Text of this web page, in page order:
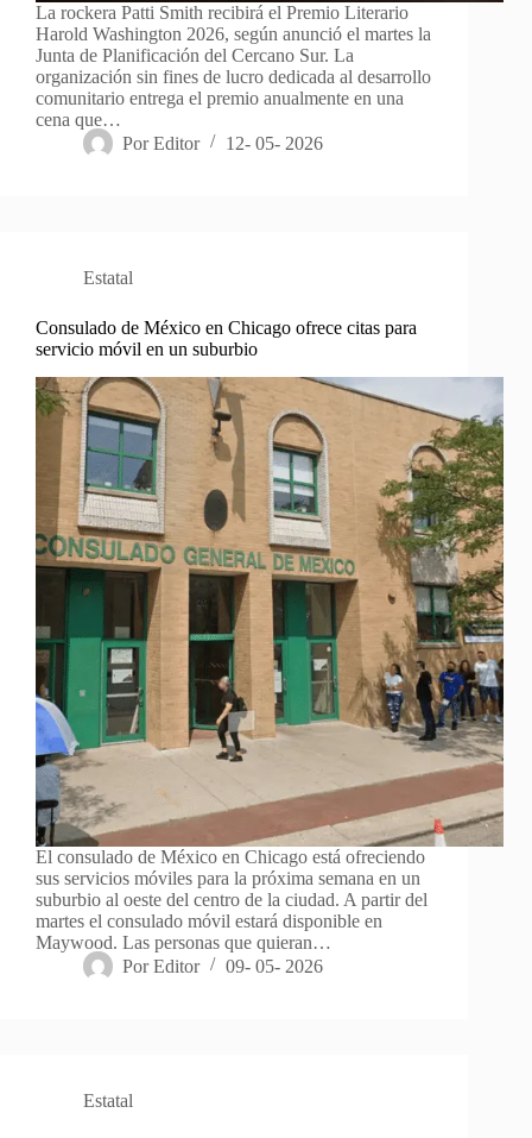
La rockera Patti Smith recibirá el Premio Literario
Harold Washington 2026, según anunció el martes la
Junta de Planificación del Cercano Sur. La
organización sin fines de lucro dedicada al desarrollo
comunitario entrega el premio anualmente en una
cena que…
Por Editor 12- 05- 2026
Estatal
Consulado de México en Chicago ofrece citas para
servicio móvil en un suburbio
El consulado de México en Chicago está ofreciendo
sus servicios móviles para la próxima semana en un
suburbio al oeste del centro de la ciudad. A partir del
martes el consulado móvil estará disponible en
Maywood. Las personas que quieran…
Por Editor 09- 05- 2026
Estatal